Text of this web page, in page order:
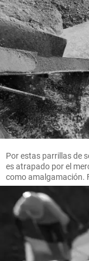
Por estas parrillas de
es atrapado por el
como amalgamación.